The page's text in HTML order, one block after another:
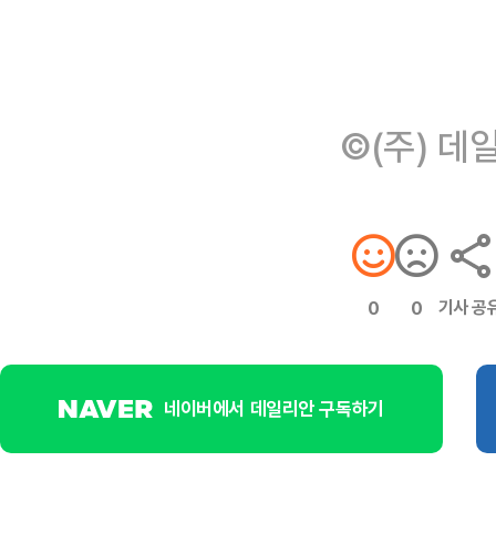
©(주) 데
0 0 기사 공
네이버에서 데일리안 구독하기